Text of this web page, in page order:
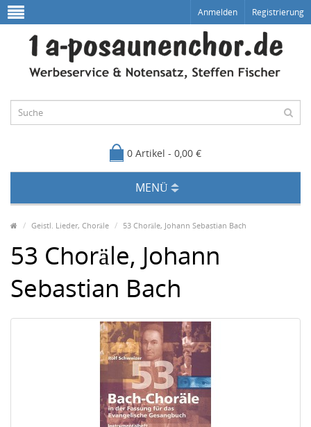
Anmelden Registrierung
0 Artikel - 0,00 €
MENÜ
Geistl. Lieder, Choräle 53 Choräle, Johann Sebastian Bach
53 Choräle, Johann
Sebastian Bach